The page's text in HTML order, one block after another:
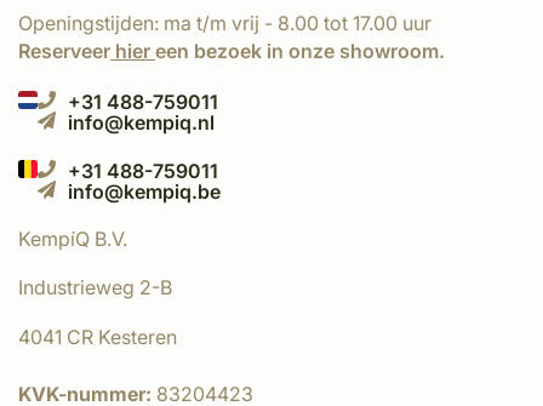
Openingstijden: ma t/m vrij - 8.00 tot 17.00 uur
Reserveer hier een bezoek in onze showroom.
+31 488-759011
info@kempiq.nl
+31 488-759011
info@kempiq.be
KempíQ B.V.
Industrieweg 2-B
4041 CR Kesteren
KVK-nummer: 83204423